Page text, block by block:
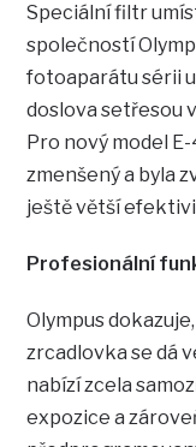
Speciální filtr
společností
fotoaparátu sérii
doslova setřesou
Pro nový model
zmenšený a byla
ještě větší
Profesionální
Olympus
zrcadlovka se dá
nabízí zcela
expozice a